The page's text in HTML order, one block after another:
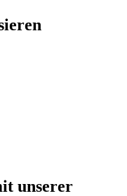
steht BODYLAB
unserer